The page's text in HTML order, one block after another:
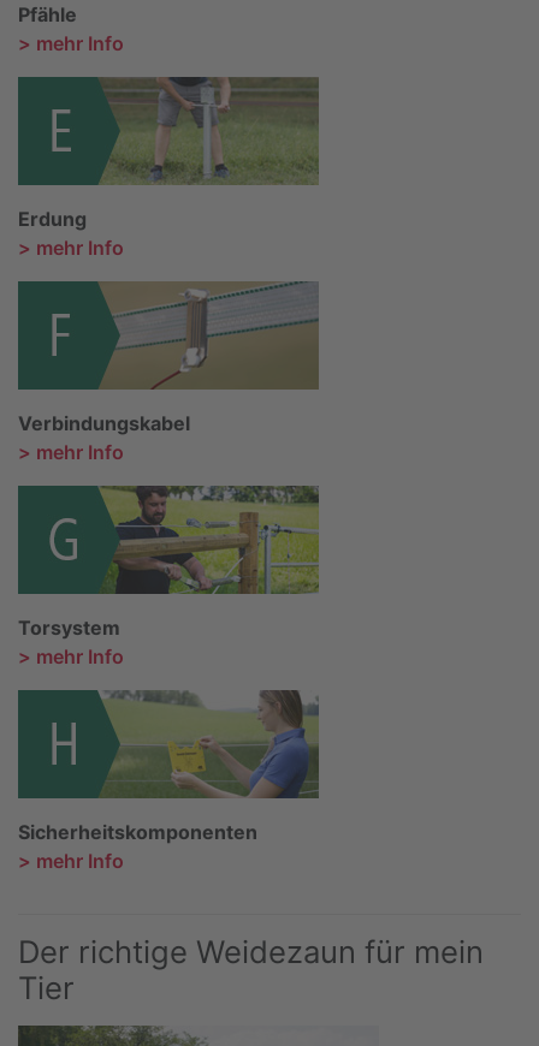
Pfähle
> mehr Info
Erdung
> mehr Info
Verbindungskabel
> mehr Info
Torsystem
> mehr Info
Sicherheitskomponenten
> mehr Info
Der richtige Weidezaun für mein
Tier